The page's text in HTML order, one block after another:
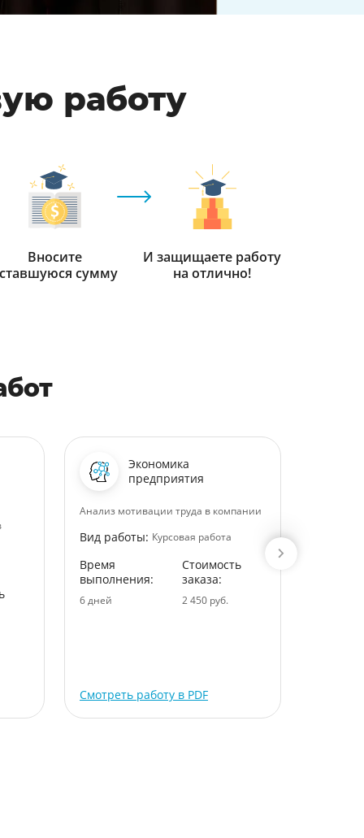
работу
Вносите
сумму
И защищаете работу
на отлично!
Экономика
предприятия
Анализ мотивации труда в компании
Вид работы: Курсовая работа
Время
выполнения:
6 дней
Стоимость
заказа:
2 450 руб.
Смотреть работу в PDF